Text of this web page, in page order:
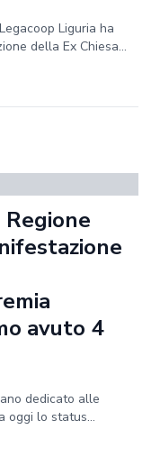
Liguria ha
della Ex Chiesa...
avuto 4
dedicato alle
oggi lo status...